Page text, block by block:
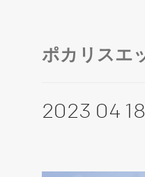
ポカリスエ
2023 04 18